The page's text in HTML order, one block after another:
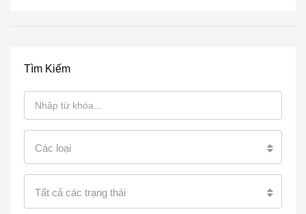
Tìm Kiếm
Các loại
Tất cả các trạng thái